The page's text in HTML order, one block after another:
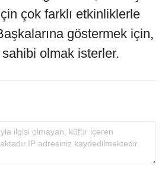
çok farklı etkinliklerle
göstermek için,
olmak isterler.